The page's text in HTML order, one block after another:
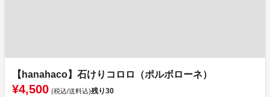
【hanahaco】石けりコロロ（ポルボローネ）
¥4,500 (税込/送料込)残り30